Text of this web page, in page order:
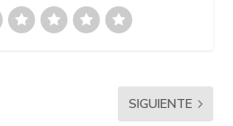
SIGUIENTE